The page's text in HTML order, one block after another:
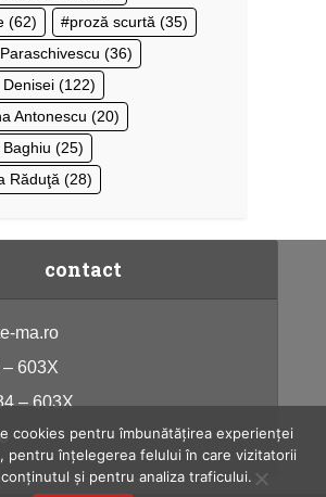
(62) proză scurtă (35)
(36)
Denisei (122)
Antonescu (20)
(25)
Răduţă (28)
contact
ma.ro
– 603X
– 603X
cookies pentru îmbunătățirea experienței
pentru înțelegerea felului în care vizitatorii
și pentru analiza traficului.